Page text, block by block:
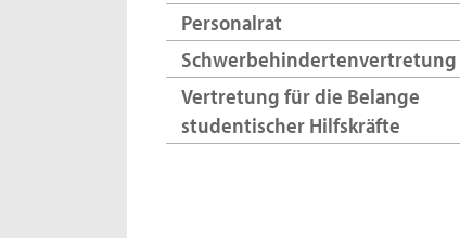
Personalrat
Schwerbehindertenvertretung
Vertretung für die Belange
studentischer Hilfskräfte